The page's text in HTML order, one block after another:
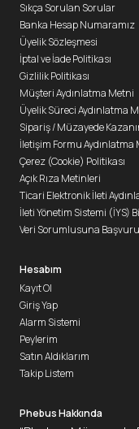
Phebus Hakkında
Sıkça Sorulan Sorular
Banka Hesap Numaramız
Üyelik Sözleşmesi
İptal ve İade Politikası
Gizlilik Politikası
Müşteri Aydınlatma Metni
Üyelik Süreci Aydınlatma
Sipariş / Müzayede
İletişim Formu Aydınlatma
Çerez (Cookie) Politikası
Açık Rıza Metinleri
Ticari Elektronik İleti
İleti Yönetim Sistemi (İYS)
Veri Sorumlusuna
Hesabım
Kayıt Ol
Giriş Yap
Alarm Sistemi
Peylerim
Satın Aldıklarım
Takip Listem